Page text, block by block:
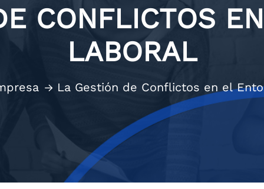
CONFLICTOS
LABORAL
La Gestión de Conflictos en el